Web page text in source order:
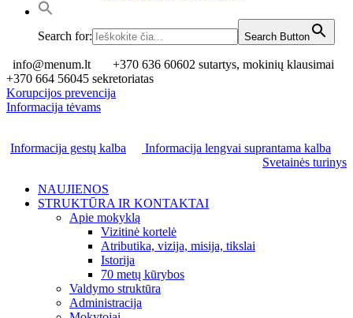
Search for: Search Button
info@menum.lt
+370 636 60602 sutartys, mokinių klausimai
+370 664 56045 sekretoriatas
Korupcijos prevencija
Informacija tėvams
Informacija gestų kalba
Informacija lengvai suprantama kalba
Svetainės turinys
NAUJIENOS
STRUKTŪRA IR KONTAKTAI
Apie mokyklą
Vizitinė kortelė
Atributika, vizija, misija, tikslai
Istorija
70 metų kūrybos
Valdymo struktūra
Administracija